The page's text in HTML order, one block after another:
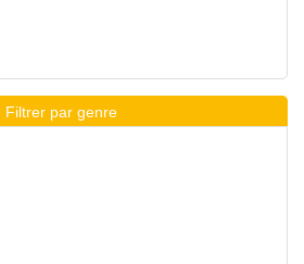
Filtrer par genre